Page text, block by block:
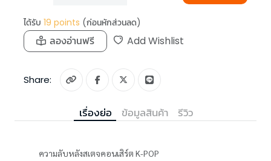
ได้รับ 19 points (ก่อนหักส่วนลด)
ลองอ่านฟรี Add Wishlist
Share:
เรื่องย่อ ข้อมูลสินค้า รีวิว
ความลับหลังสเตจคอนเสิร์ต K-POP